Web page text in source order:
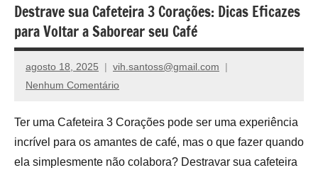
decisões
processo
compras,
venha
nossos
reviews
Destrave sua Cafeteira 3 Corações: Dicas Eficazes
para Voltar a Saborear seu Café
agosto 18, 2025
vih.santoss@gmail.com
Nenhum Comentário
Ter uma Cafeteira 3 Corações pode ser uma experiência
incrível para os amantes de café, mas o que fazer quando
ela simplesmente não colabora? Destravar sua cafeteira